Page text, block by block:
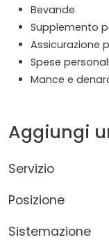
Bevande
Supplemento
Assicurazione
Spese
Mance e
Aggiungi
Servizio
Posizione
Sistemazione